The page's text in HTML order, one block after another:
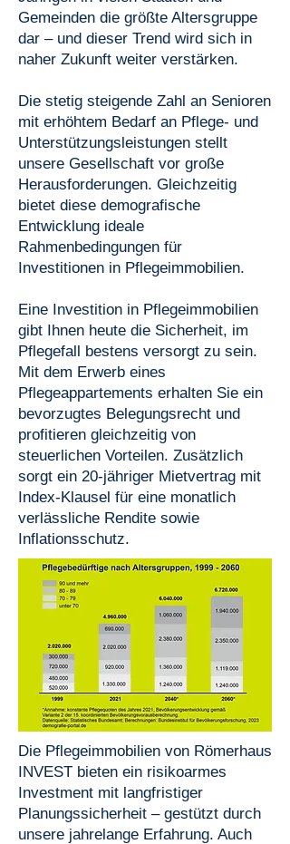
Gemeinden die größte Altersgruppe
dar – und dieser Trend wird sich in
naher Zukunft weiter verstärken.
Die stetig steigende Zahl an Senioren
mit erhöhtem Bedarf an Pflege- und
Unterstützungsleistungen stellt
unsere Gesellschaft vor große
Herausforderungen. Gleichzeitig
bietet diese demografische
Entwicklung ideale
Rahmenbedingungen für
Investitionen in Pflegeimmobilien.
Eine Investition in Pflegeimmobilien
gibt Ihnen heute die Sicherheit, im
Pflegefall bestens versorgt zu sein.
Mit dem Erwerb eines
Pflegeappartements erhalten Sie ein
bevorzugtes Belegungsrecht und
profitieren gleichzeitig von
steuerlichen Vorteilen. Zusätzlich
sorgt ein 20-jähriger Mietvertrag mit
Index-Klausel für eine monatlich
verlässliche Rendite sowie
Inflationsschutz.
Die Pflegeimmobilien von Römerhaus
INVEST bieten ein risikoarmes
Investment mit langfristiger
Planungssicherheit – gestützt durch
unsere jahrelange Erfahrung. Auch